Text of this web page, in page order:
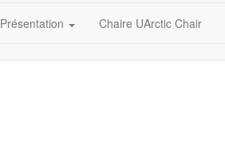
Présentation Chaire UArctic Chair